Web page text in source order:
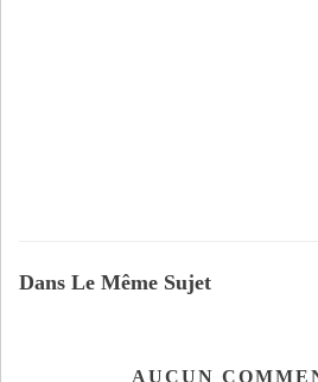
Dans Le Même Sujet
AUCUN